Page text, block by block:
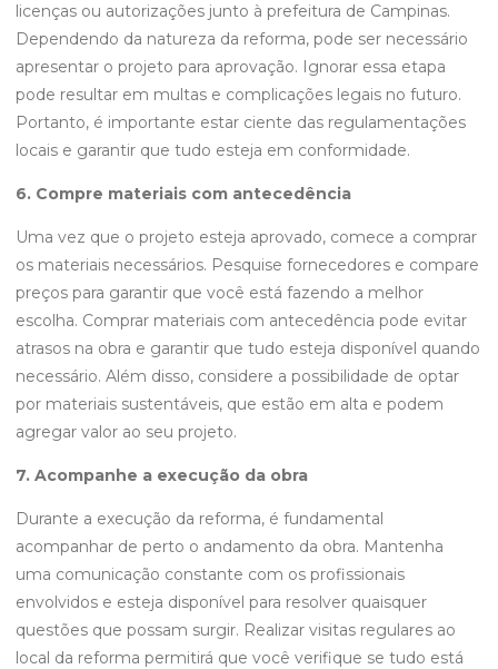
licenças ou autorizações junto à prefeitura de Campinas.
Dependendo da natureza da reforma, pode ser necessário
apresentar o projeto para aprovação. Ignorar essa etapa
pode resultar em multas e complicações legais no futuro.
Portanto, é importante estar ciente das regulamentações
locais e garantir que tudo esteja em conformidade.
6. Compre materiais com antecedência
Uma vez que o projeto esteja aprovado, comece a comprar
os materiais necessários. Pesquise fornecedores e compare
preços para garantir que você está fazendo a melhor
escolha. Comprar materiais com antecedência pode evitar
atrasos na obra e garantir que tudo esteja disponível quando
necessário. Além disso, considere a possibilidade de optar
por materiais sustentáveis, que estão em alta e podem
agregar valor ao seu projeto.
7. Acompanhe a execução da obra
Durante a execução da reforma, é fundamental
acompanhar de perto o andamento da obra. Mantenha
uma comunicação constante com os profissionais
envolvidos e esteja disponível para resolver quaisquer
questões que possam surgir. Realizar visitas regulares ao
local da reforma permitirá que você verifique se tudo está